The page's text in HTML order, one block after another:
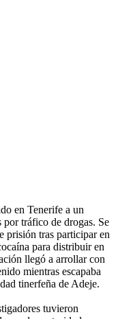
en Tenerife a un
tráfico de drogas. Se
prisión tras participar en
para distribuir en
llegó a arrollar con
mientras escapaba
tinerfeña de Adeje.
tuvieron